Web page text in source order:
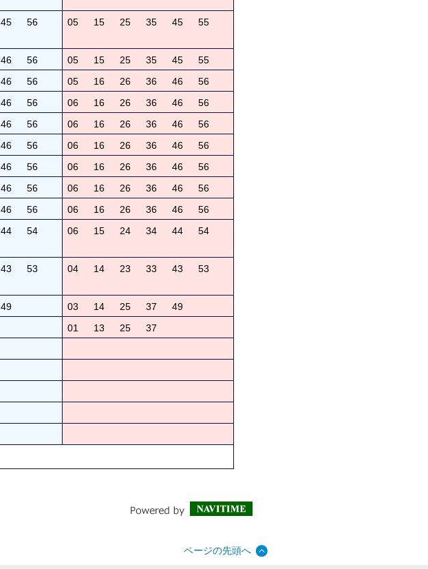
45 56 05 15 25 35 45 55
46 56 05 15 25 35 45
55
46 56 05 16 26 36 46
56
46 56 06 16 26 36 46
56
46 56 06 16 26 36 46
56
46 56 06 16 26 36 46
56
46 56 06 16 26 36 46
56
46 56 06 16 26 36 46
56
46 56 06 16 26 36 46 56
44 54 06 15 24 34 44 54
43 53 04 14 23 33 43 53
49 03 14 25 37
49
01 13 25
37
ページの先頭へ